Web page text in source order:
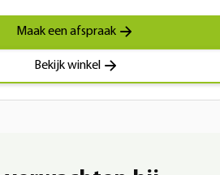
Maak een afspraak
Bekijk winkel